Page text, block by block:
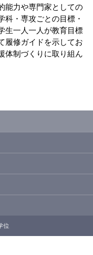
能力や専門家としての
科・専攻ごとの目標・
生一人一人が教育目標
履修ガイドを示してお
体制づくりに取り組ん
位